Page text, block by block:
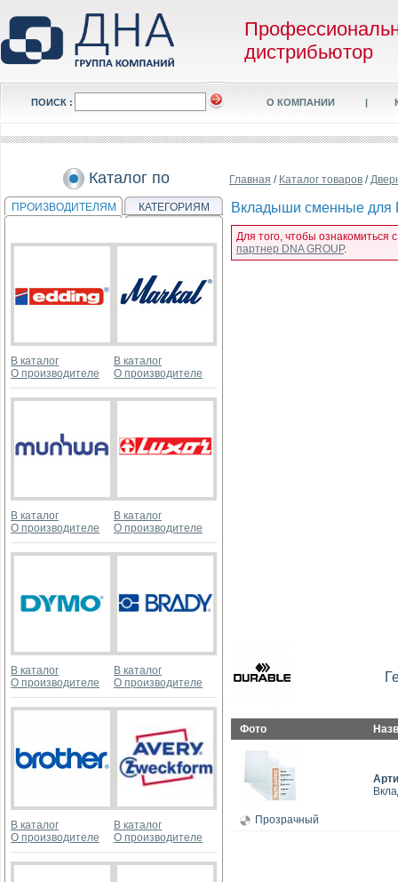
дистрибьютор
ПОИСК : О КОМПАНИИ |
Каталог по
ПРОИЗВОДИТЕЛЯМ КАТЕГОРИЯМ
В каталог
О производителе
В каталог
О производителе
В каталог
О производителе
В каталог
О производителе
В каталог
О производителе
В каталог
О производителе
В каталог
О производителе
В каталог
О производителе
Главная / Каталог товаров /
Вкладыши сменные для
Для того, чтобы
партнер DNA GROUP.
Фото
Прозрачный